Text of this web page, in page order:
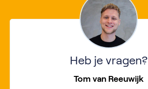
Heb je vragen?
Tom van Reeuwijk